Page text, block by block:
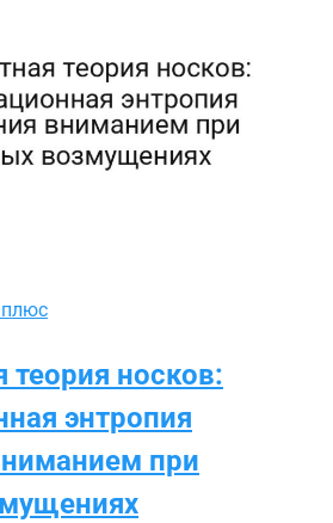
плюс
теория носков:
энтропия
при